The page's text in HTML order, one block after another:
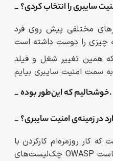
سایبری را انتخاب کردی؟
مختلفی پیش روی فرد
همين تغییر شغل و فیلد
_ خوشحالیم که این‌طور بوده.
در زمینه‌ی امنیت سایبری؟
کار روزمره‌ام کارکردن با